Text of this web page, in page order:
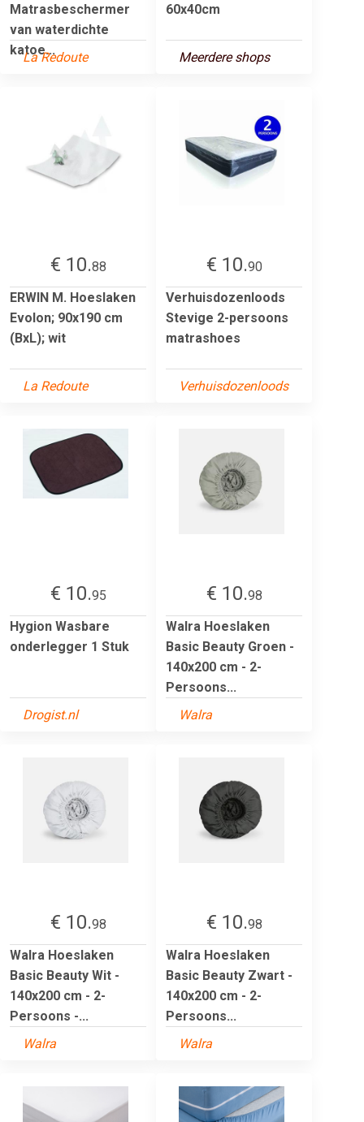
Matrasbeschermer
van waterdichte
katoe...
La Redoute
60x40cm
Meerdere shops
€ 10.88
ERWIN M. Hoeslaken
Evolon; 90x190 cm
(BxL); wit
La Redoute
€ 10.90
Verhuisdozenloods
Stevige 2-persoons
matrashoes
Verhuisdozenloods
€ 10.95
Hygion Wasbare
onderlegger 1 Stuk
Drogist.nl
€ 10.98
Walra Hoeslaken
Basic Beauty Groen -
140x200 cm - 2-
Persoons...
Walra
€ 10.98
Walra Hoeslaken
Basic Beauty Wit -
140x200 cm - 2-
Persoons -...
Walra
€ 10.98
Walra Hoeslaken
Basic Beauty Zwart -
140x200 cm - 2-
Persoons...
Walra